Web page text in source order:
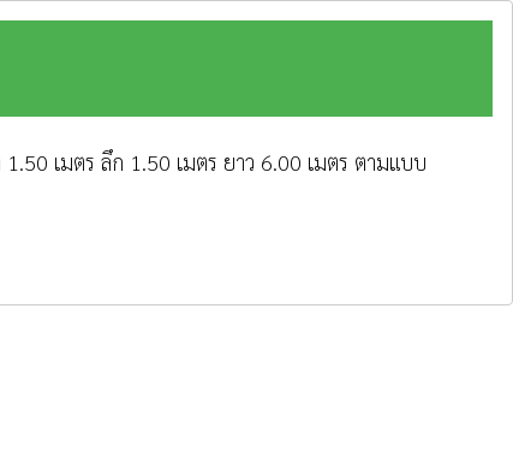
เมตร ลึก 1.50 เมตร ยาว 6.00 เมตร ตามแบบ